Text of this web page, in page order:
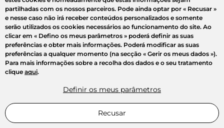
partilhadas com os nossos parceiros. Pode ainda optar por « Recusar »
e nesse caso não irá receber conteúdos personalizados e somente
serão utilizados os cookies necessários ao funcionamento do site. Ao
clicar em « Defino os meus parâmetros » poderá definir as suas
preferências e obter mais informações. Poderá modificar as suas
preferências a qualquer momento (na secção « Gerir os meus dados »).
Para mais informações sobre a recolha dos dados e o seu tratamento
clique aqui.
Definir os meus parâmetros
Recusar